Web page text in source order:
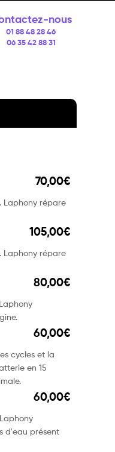
nous
01 88 48 28 46
06 35 42 88 31
70,00€
Laphony répare
105,00€
Laphony répare
80,00€
60,00€
cycles et la
en 15
60,00€
d'eau présent